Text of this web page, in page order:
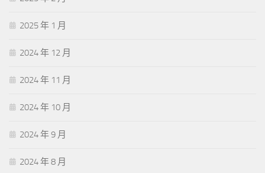
2025 年 1 月
2024 年 12 月
2024 年 11 月
2024 年 10 月
2024 年 9 月
2024 年 8 月